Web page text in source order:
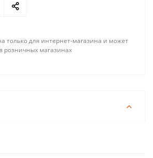
только для интернет-магазина и может
розничных магазинах